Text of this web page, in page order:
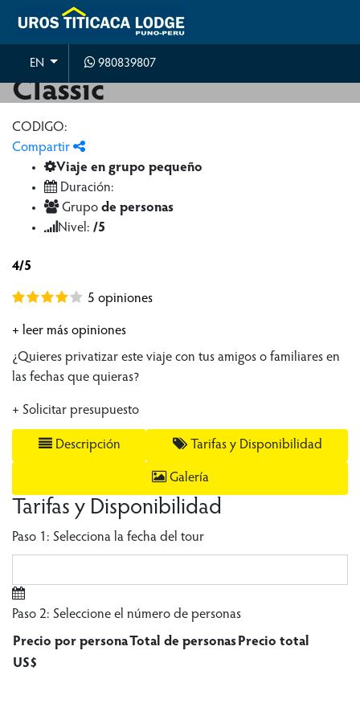
EN 980839807
Slot Gratis Book Of Ra
Classic
CODIGO:
Compartir
Viaje en grupo pequeño
Duración:
Grupo de personas
Nivel: /5
4/5
5 opiniones
+ leer más opiniones
¿Quieres privatizar este viaje con tus amigos o familiares en
las fechas que quieras?
+ Solicitar presupuesto
Descripción Tarifas y Disponibilidad
Galería
Tarifas y Disponibilidad
Paso 1: Selecciona la fecha del tour
Paso 2: Seleccione el número de personas
Precio por persona Total de personasPrecio total
US$